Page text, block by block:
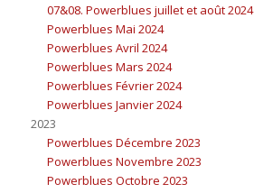
07&08. Powerblues juillet et août 2024
Powerblues Mai 2024
Powerblues Avril 2024
Powerblues Mars 2024
Powerblues Février 2024
Powerblues Janvier 2024
2023
Powerblues Décembre 2023
Powerblues Novembre 2023
Powerblues Octobre 2023